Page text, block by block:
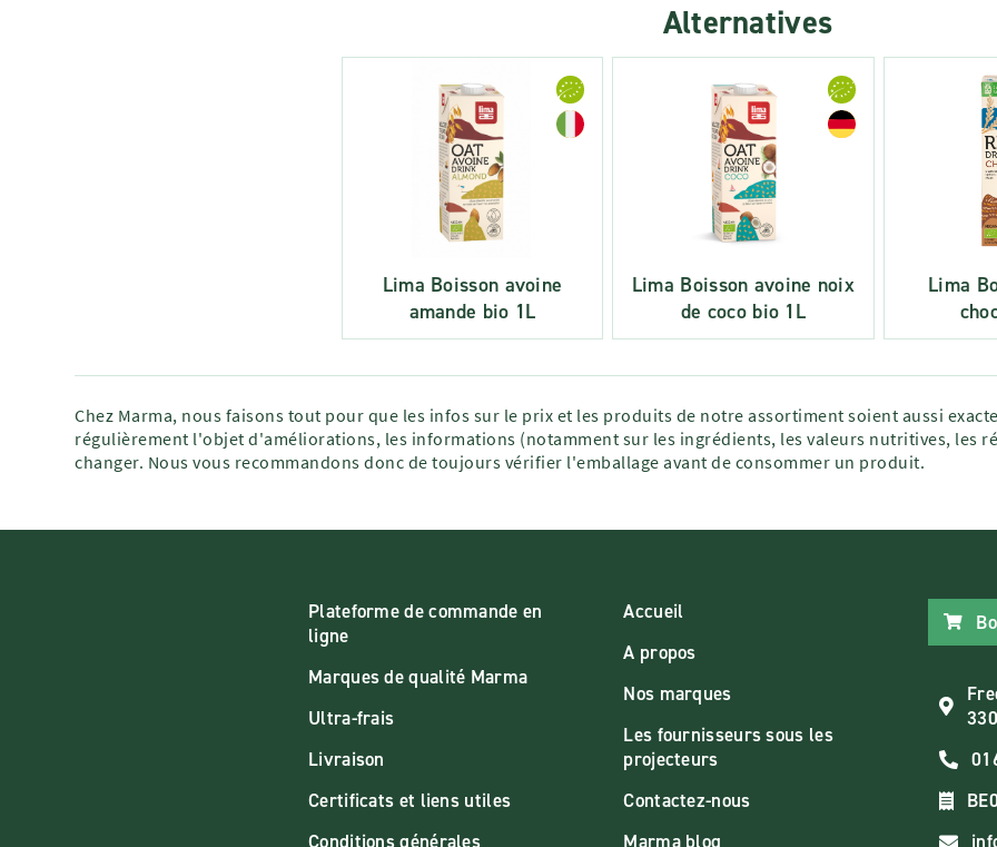
Alternatives
Lima Boisson avoine
amande bio 1L
Lima Boisson avoine noix
de coco bio 1L
Lima
Chez Marma, nous faisons tout pour que les infos sur le prix et les produits de notre assortiment soient aussi
régulièrement l'objet d'améliorations, les informations (notamment sur les ingrédients, les valeurs nutritives, les
changer. Nous vous recommandons donc de toujours vérifier l'emballage avant de consommer un produit.
Plateforme de commande en
ligne
Marques de qualité Marma
Ultra-frais
Livraison
Certificats et liens utiles
Conditions générales
Accueil
A propos
Nos marques
Les fournisseurs sous les
projecteurs
Contactez-nous
Marma blog